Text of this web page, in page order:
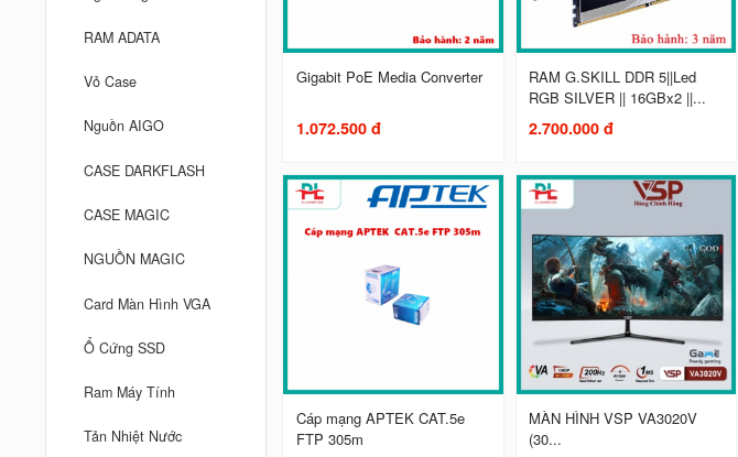
RAM ADATA
Vỏ Case
Nguồn AIGO
CASE DARKFLASH
CASE MAGIC
NGUỒN MAGIC
Card Màn Hình VGA
Ổ Cứng SSD
Ram Máy Tính
Tản Nhiệt Nước
Gigabit PoE Media Converter
1.072.500 đ
RAM G.SKILL DDR 5||Led
RGB SILVER || 16GBx2 ||...
2.700.000 đ
Cáp mạng APTEK CAT.5e
FTP 305m
MÀN HÌNH VSP VA3020V
(30...